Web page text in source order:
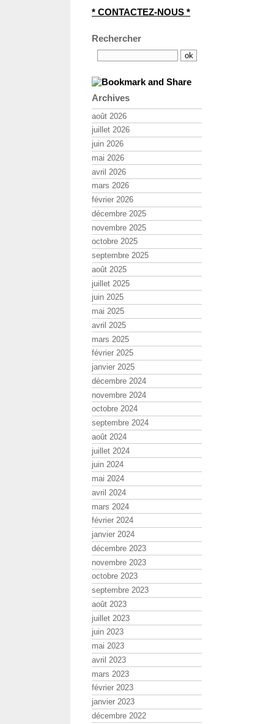
* CONTACTEZ-NOUS *
Rechercher
Archives
août 2026
juillet 2026
juin 2026
mai 2026
avril 2026
mars 2026
février 2026
décembre 2025
novembre 2025
octobre 2025
septembre 2025
août 2025
juillet 2025
juin 2025
mai 2025
avril 2025
mars 2025
février 2025
janvier 2025
décembre 2024
novembre 2024
octobre 2024
septembre 2024
août 2024
juillet 2024
juin 2024
mai 2024
avril 2024
mars 2024
février 2024
janvier 2024
décembre 2023
novembre 2023
octobre 2023
septembre 2023
août 2023
juillet 2023
juin 2023
mai 2023
avril 2023
mars 2023
février 2023
janvier 2023
décembre 2022